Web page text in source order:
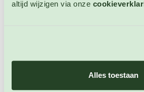
altijd wijzigen via onze
Alles toestaan
Deze olie bevat veel onverzadigde
frituren en te bakken.
bron van Linolzuur dat kan helpen om